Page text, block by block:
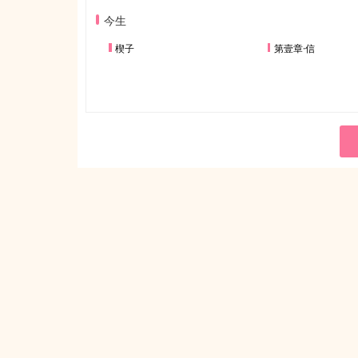
今生
楔子 第壹章·信